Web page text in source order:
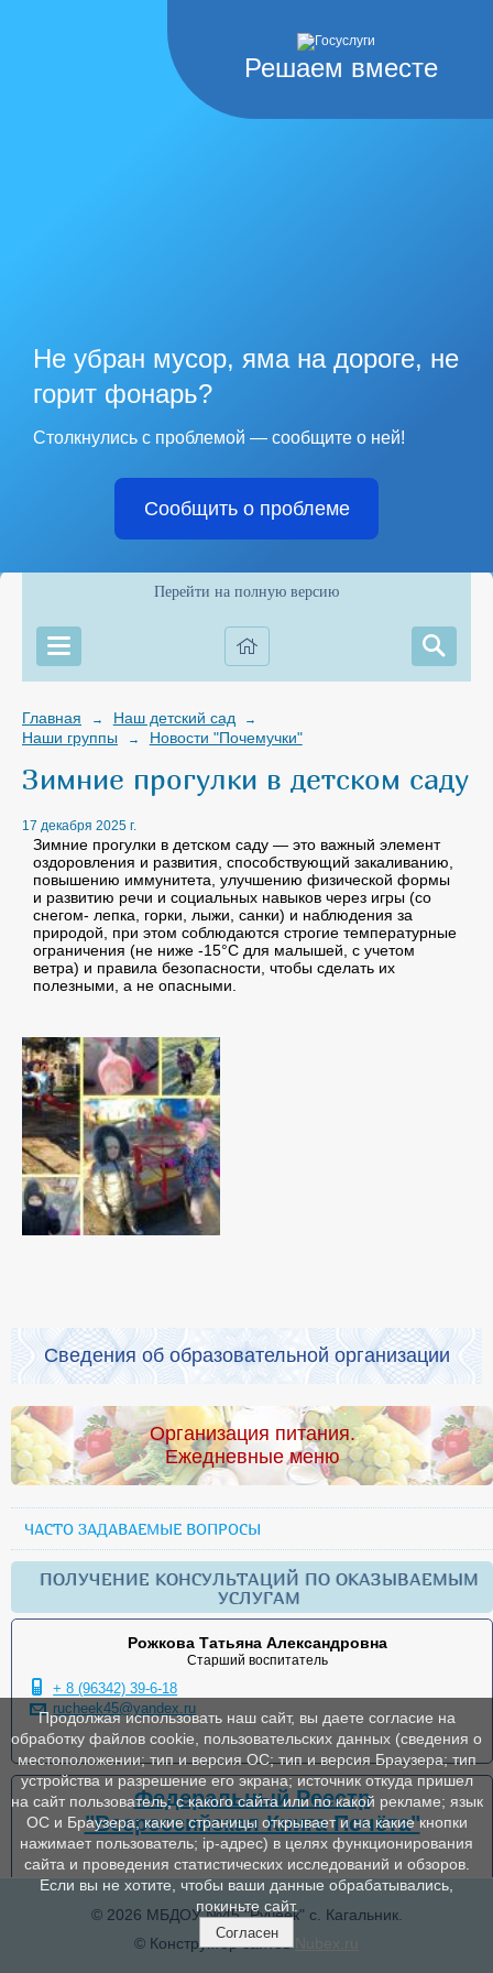
Решаем вместе
Не убран мусор, яма на дороге, не
горит фонарь?
Столкнулись с проблемой — сообщите о ней!
Сообщить о проблеме
Перейти на полную версию
Главная → Наш детский сад →
Наши группы → Новости "Почемучки"
Зимние прогулки в детском саду
17 декабря 2025 г.
Зимние прогулки в детском саду — это важный элемент
оздоровления и развития, способствующий закаливанию,
повышению иммунитета, улучшению физической формы
и развитию речи и социальных навыков через игры (со
снегом- лепка, горки, лыжи, санки) и наблюдения за
природой, при этом соблюдаются строгие температурные
ограничения (не ниже -15°C для малышей, с учетом
ветра) и правила безопасности, чтобы сделать их
полезными, а не опасными.
Сведения об образовательной организации
Организация питания.
Ежедневные меню
ЧАСТО ЗАДАВАЕМЫЕ ВОПРОСЫ
ПОЛУЧЕНИЕ КОНСУЛЬТАЦИЙ ПО ОКАЗЫВАЕМЫМ
УСЛУГАМ
Рожкова Татьяна Александровна
Старший воспитатель
+ 8 (96342) 39-6-18
rucheek45@yandex.ru
Федеральный Реестр
"Всероссийская Книга Почёта"
© 2026 МБДОУ №45 "Ручеек" с. Кагальник.
© Конструктор сайтов Nubex.ru
Продолжая использовать наш сайт, вы даете согласие на
обработку файлов cookie, пользовательских данных (сведения о
местоположении; тип и версия ОС; тип и версия Браузера; тип
устройства и разрешение его экрана; источник откуда пришел
на сайт пользователь; с какого сайта или по какой рекламе; язык
ОС и Браузера; какие страницы открывает и на какие кнопки
нажимает пользователь; ip-адрес) в целях функционирования
сайта и проведения статистических исследований и обзоров.
Если вы не хотите, чтобы ваши данные обрабатывались,
покиньте сайт.
Согласен